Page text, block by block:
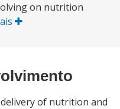
on nutrition
of nutrition and